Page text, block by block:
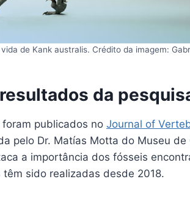
de Kank australis. Crédito da imagem:
da
publicados no Journal of
pelo Dr. Matías Motta do Museu de
a importância dos fósseis
sido realizadas desde 2018.